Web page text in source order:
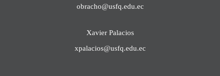
obracho@usfq.edu.ec
Xavier Palacios
xpalacios@usfq.edu.ec